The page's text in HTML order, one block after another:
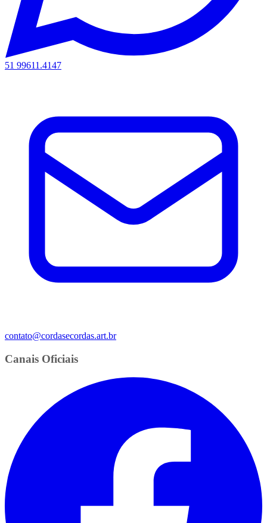
51 99611.4147
contato@cordasecordas.art.br
Canais Oficiais